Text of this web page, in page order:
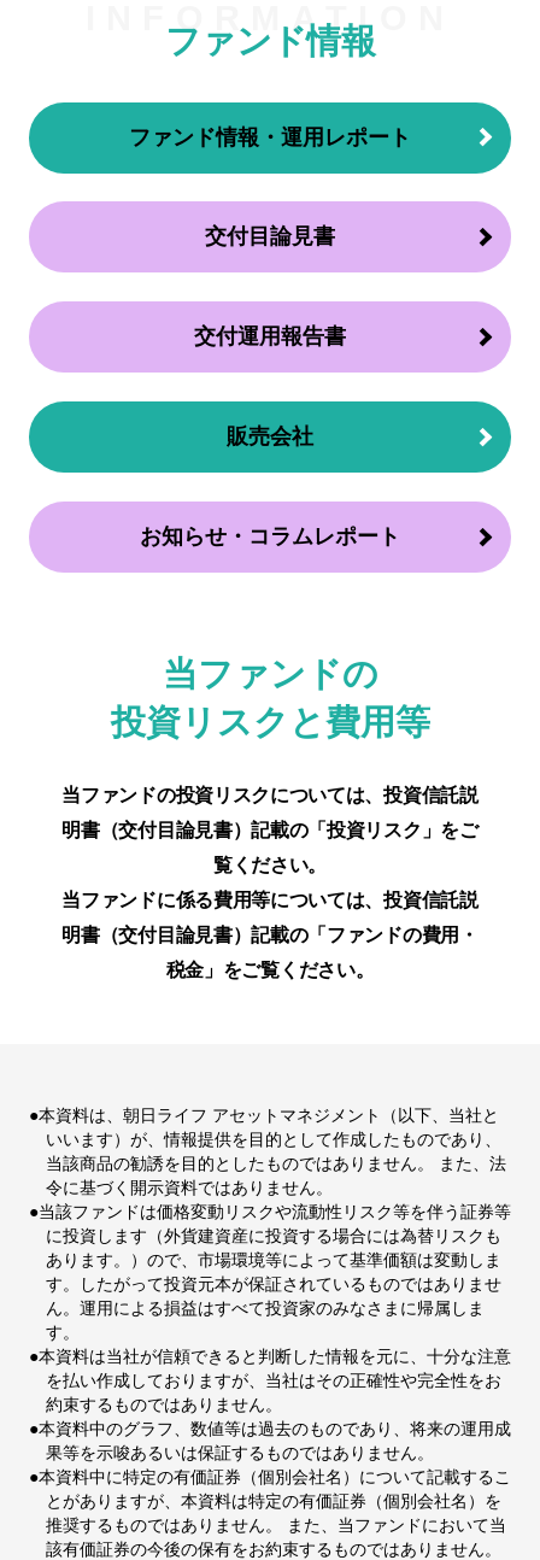
ファンド情報
ファンド情報・運用レポート
交付目論見書
交付運用報告書
販売会社
お知らせ・コラムレポート
当ファンドの
投資リスクと費用等
当ファンドの投資リスクについては、投資信託説
明書（交付目論見書）記載の「投資リスク」をご
覧ください。
当ファンドに係る費用等については、投資信託説
明書（交付目論見書）記載の「ファンドの費用・
税金」をご覧ください。
●本資料は、朝日ライフ アセットマネジメント（以下、当社と
いいます）が、情報提供を目的として作成したものであり、
当該商品の勧誘を目的としたものではありません。 また、法
令に基づく開示資料ではありません。
●当該ファンドは価格変動リスクや流動性リスク等を伴う証券等
に投資します（外貨建資産に投資する場合には為替リスクも
あります。）ので、市場環境等によって基準価額は変動しま
す。したがって投資元本が保証されているものではありませ
ん。運用による損益はすべて投資家のみなさまに帰属しま
す。
●本資料は当社が信頼できると判断した情報を元に、十分な注意
を払い作成しておりますが、当社はその正確性や完全性をお
約束するものではありません。
●本資料中のグラフ、数値等は過去のものであり、将来の運用成
果等を示唆あるいは保証するものではありません。
●本資料中に特定の有価証券（個別会社名）について記載するこ
とがありますが、本資料は特定の有価証券（個別会社名）を
推奨するものではありません。 また、当ファンドにおいて当
該有価証券の今後の保有をお約束するものではありません。